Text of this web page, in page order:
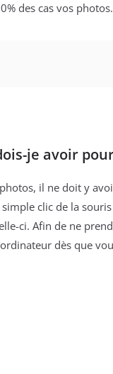
des cas vos photos.
je avoir
il ne doit y
clic de la
ci. Afin de ne
dès que